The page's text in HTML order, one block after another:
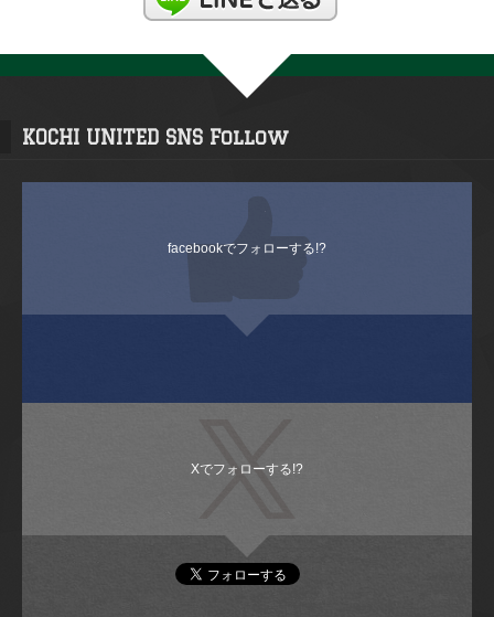
KOCHI UNITED SNS Follow
facebookでフォローする!?
Xでフォローする!?